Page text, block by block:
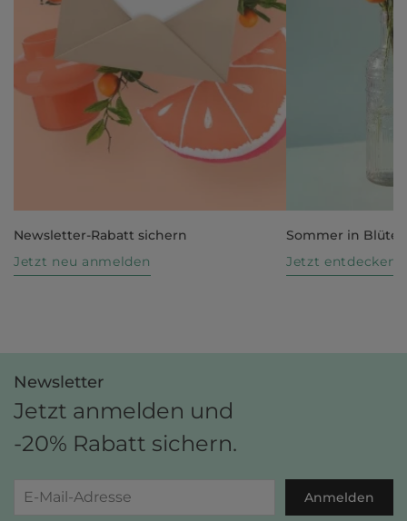
Newsletter-Rabatt sichern
Jetzt neu anmelden
Sommer in Blüte
Jetzt entdecken
Newsletter
Jetzt anmelden und
-20% Rabatt sichern.
Anmelden